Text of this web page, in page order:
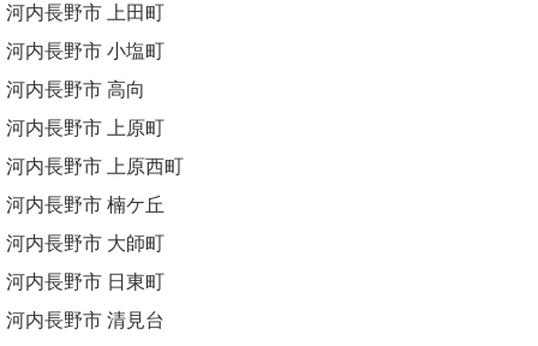
河内長野市 上田町
河内長野市 小塩町
河内長野市 高向
河内長野市 上原町
河内長野市 上原西町
河内長野市 楠ケ丘
河内長野市 大師町
河内長野市 日東町
河内長野市 清見台